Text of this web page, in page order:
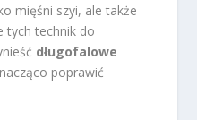
mięśni szyi, ale także
tych technik do
długofalowe
poprawić